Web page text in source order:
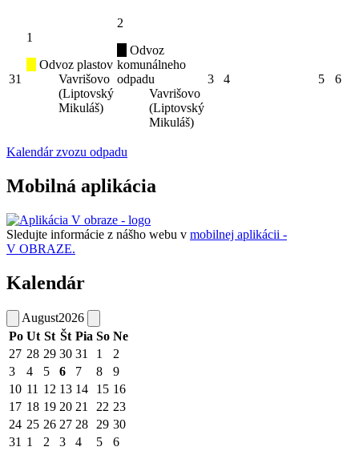
31
1
Odvoz plastov
Vavrišovo
(Liptovský
Mikuláš)
2
Odvoz
komunálneho
odpadu
Vavrišovo
(Liptovský
Mikuláš)
3 4 5 6
Kalendár zvozu odpadu
Mobilná aplikácia
Sledujte informácie z nášho webu v mobilnej aplikácii -
V OBRAZE.
Kalendár
August2026
Po Ut St Št Pia So Ne
27 28 29 30 31 1
2
3
4 5 6 7 8
9
10 11 12 13 14 15 16
17 18 19 20 21 22 23
24 25 26 27 28 29 30
31 1 2 3 4 5 6